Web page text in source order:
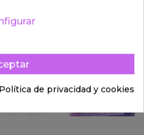
Política de privacidad y cookies